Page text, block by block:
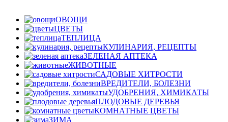
ОВОЩИ
ЦВЕТЫ
ТЕПЛИЦА
КУЛИНАРИЯ, РЕЦЕПТЫ
ЗЕЛЕНАЯ АПТЕКА
ЖИВОТНЫЕ
САДОВЫЕ ХИТРОСТИ
ВРЕДИТЕЛИ, БОЛЕЗНИ
УДОБРЕНИЯ, ХИМИКАТЫ
ПЛОДОВЫЕ ДЕРЕВЬЯ
КОМНАТНЫЕ ЦВЕТЫ
ЗИМА